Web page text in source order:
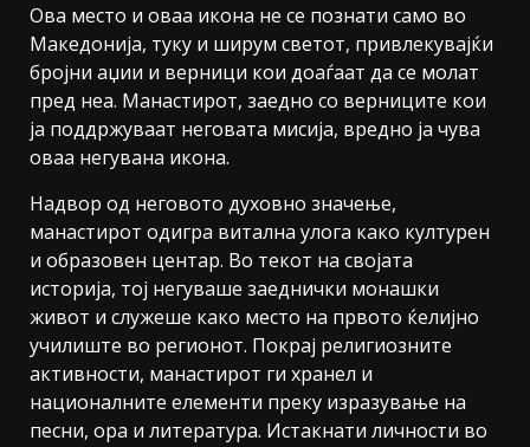
Ова место и оваа икона не се познати само во
Македонија, туку и ширум светот, привлекувајќи
бројни аџии и верници кои доаѓаат да се молат
пред неа. Манастирот, заедно со верниците кои
ја поддржуваат неговата мисија, вредно ја чува
оваа негувана икона.
Надвор од неговото духовно значење,
манастирот одигра витална улога како културен
и образовен центар. Во текот на својата
историја, тој негуваше заеднички монашки
живот и служеше како место на првото ќелијно
училиште во регионот. Покрај религиозните
активности, манастирот ги хранел и
националните елементи преку изразување на
песни, ора и литература. Истакнати личности во